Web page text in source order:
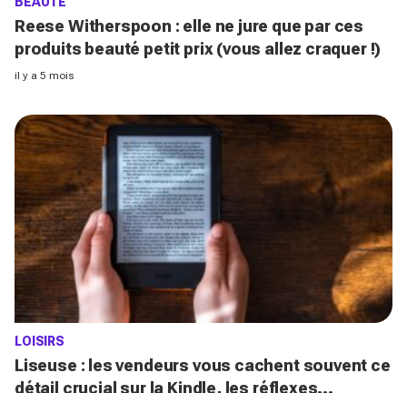
Reese Witherspoon : elle ne jure que par ces
produits beauté petit prix (vous allez craquer !)
il y a 5 mois
LOISIRS
Liseuse : les vendeurs vous cachent souvent ce
détail crucial sur la Kindle, les réflexes